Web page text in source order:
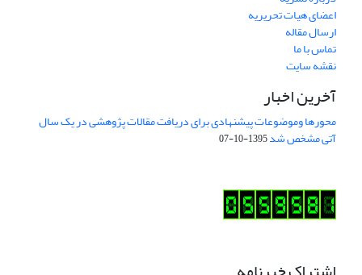
اعضای هیات تحریریه
ارسال مقاله
تماس با ما
نقشه سایت
آخرین اخبار
محورها وموضوعات پیشنهادی برای دریافت مقالات پژوهشی در یک سال
آتی مشخص شد1395-10-07